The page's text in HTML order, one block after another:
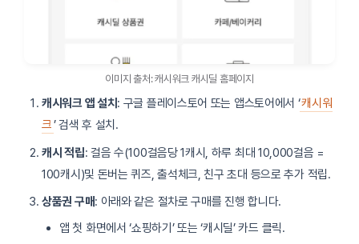
이미지 출처: 캐시워크 캐시딜 홈페이지
캐시워크 앱 설치 : 구글 플레이스토어 또는 앱스토어에서 ‘캐시워
크’ 검색 후 설치.
캐시 적립: 걸음 수(100걸음당 1캐시, 하루 최대 10,000걸음 =
100캐시)및 돈버는 퀴즈, 출석체크, 친구 초대 등으로 추가 적립.
상품권 구매: 아래와 같은 절차로 구매를 진행 합니다.
앱 첫 화면에서 ‘쇼핑하기’ 또는 ‘캐시딜’ 카드 클릭.